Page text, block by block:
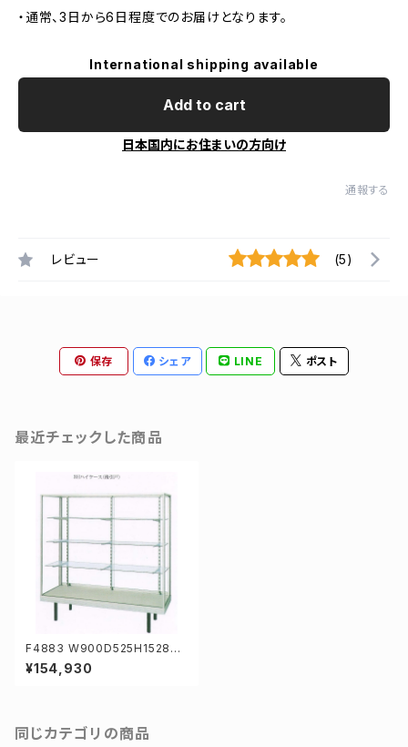
・通常、3日から6日程度でのお届けとなります。
International shipping available
Add to cart
日本国内にお住まいの方向け
通報する
レビュー (5)
保存 シェア LINE ポスト
最近チェックした商品
F4883 W900D525H1528m
m業務用ガラスケース ショーケ
ース
¥154,930
同じカテゴリの商品